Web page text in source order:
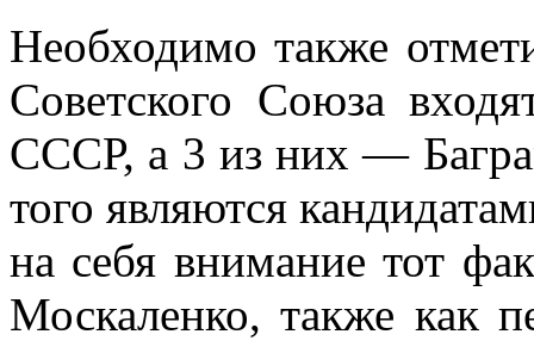
Необходимо также
Советского Со­юза
СССР, а 3 из них —
того являются
на себя внимание тот
Москаленко, также как